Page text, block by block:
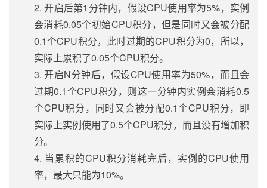
2. 开启后第1分钟内，假设CPU使用率为5%，实例
会消耗0.05个初始CPU积分，但是同时又会被分配
0.1个CPU积分，此时过期的CPU积分为0，所以，
实际上累积了0.05个CPU积分。
3. 开启N分钟后，假设CPU使用率为50%，而且会
过期0.1个CPU积分，则这一分钟内实例会消耗0.5
个CPU积分，同时又会被分配0.1个CPU积分，即
实际上实例使用了0.5个CPU积分，而且没有增加积
分。
4. 当累积的CPU积分消耗完后，实例的CPU使用
率，最大只能为10%。